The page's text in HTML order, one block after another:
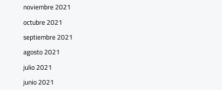
noviembre 2021
octubre 2021
septiembre 2021
agosto 2021
julio 2021
junio 2021